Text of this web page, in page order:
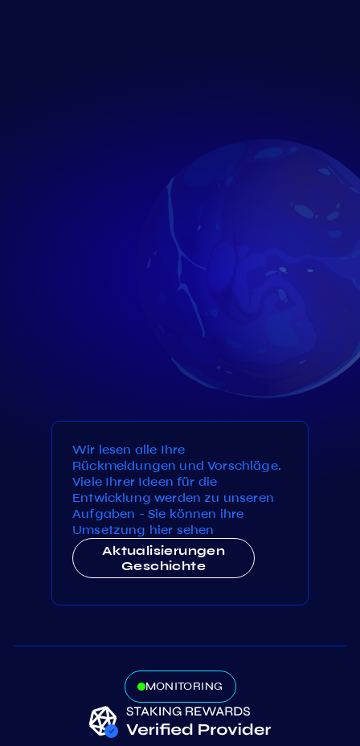
Wir lesen alle Ihre
Rückmeldungen und Vorschläge.
Viele Ihrer Ideen für die
Entwicklung werden zu unseren
Aufgaben - Sie können ihre
Umsetzung hier sehen
Aktualisierungen
Geschichte
MONITORING